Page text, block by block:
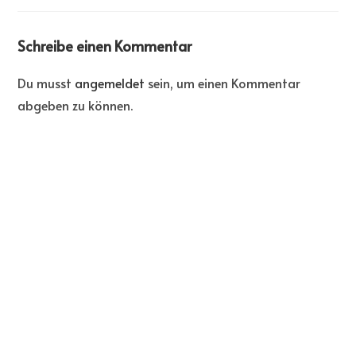
Schreibe einen Kommentar
Du musst angemeldet sein, um einen Kommentar
abgeben zu können.